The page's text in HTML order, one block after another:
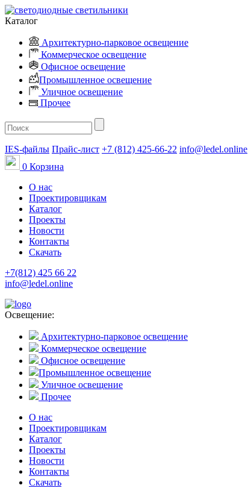
Каталог
Архитектурно-парковое освещение
Коммерческое освещение
Офисное освещение
Промышленное освещение
Уличное освещение
Прочее
IES-файлы Прайс-лист +7 (812) 425-66-22 info@ledel.online
0 Корзина
О нас
Проектировщикам
Каталог
Проекты
Новости
Контакты
Скачать
+7(812) 425 66 22
info@ledel.online
Освещение:
Архитектурно-парковое освещение
Коммерческое освещение
Офисное освещение
Промышленное освещение
Уличное освещение
Прочее
О нас
Проектировщикам
Каталог
Проекты
Новости
Контакты
Скачать